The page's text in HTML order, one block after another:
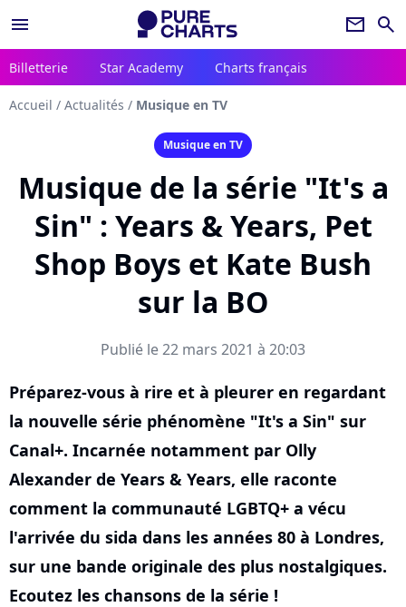
menu newsletter search
Billetterie Star Academy Charts français
Accueil / Actualités / Musique en TV
Musique en TV
Musique de la série "It's a
Sin" : Years & Years, Pet
Shop Boys et Kate Bush
sur la BO
Publié le 22 mars 2021 à 20:03
Préparez-vous à rire et à pleurer en regardant
la nouvelle série phénomène "It's a Sin" sur
Canal+. Incarnée notamment par Olly
Alexander de Years & Years, elle raconte
comment la communauté LGBTQ+ a vécu
l'arrivée du sida dans les années 80 à Londres,
sur une bande originale des plus nostalgiques.
Ecoutez les chansons de la série !